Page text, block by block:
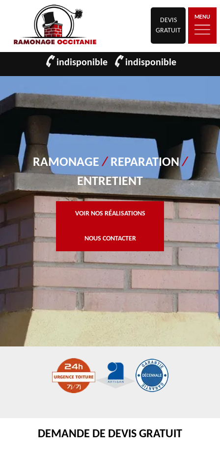
DEVIS
GRATUIT
MENU
indisponible indisponible
RAMONAGE/ REPARATION/
ENTRETIENT
VOIR NOS RÉALISATIONS
NOUS CONTACTER
DEMANDE DE DEVIS GRATUIT